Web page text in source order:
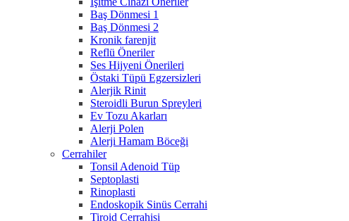
Baş Dönmesi 1
Baş Dönmesi 2
Kronik farenjit
Reflü Öneriler
Ses Hijyeni Önerileri
Östaki Tüpü Egzersizleri
Alerjik Rinit
Steroidli Burun Spreyleri
Ev Tozu Akarları
Alerji Polen
Alerji Hamam Böceği
Cerrahiler
Tonsil Adenoid Tüp
Septoplasti
Rinoplasti
Endoskopik Sinüs Cerrahi
Tiroid Cerrahisi